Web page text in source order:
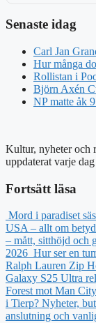
Senaste idag
Carl Jan
Hur många
Rollistan i
Björn Axén
NP matte åk
Kultur, nyheter och
uppdaterat varje
Fortsätt läsa
Mord i paradiset
USA – allt om
– mått, sitthöjd och
2026 Hur ser en
Ralph Lauren Zip
Galaxy S25 Ultra
Forest mot Man
i Tierp? Nyheter,
anslutning och